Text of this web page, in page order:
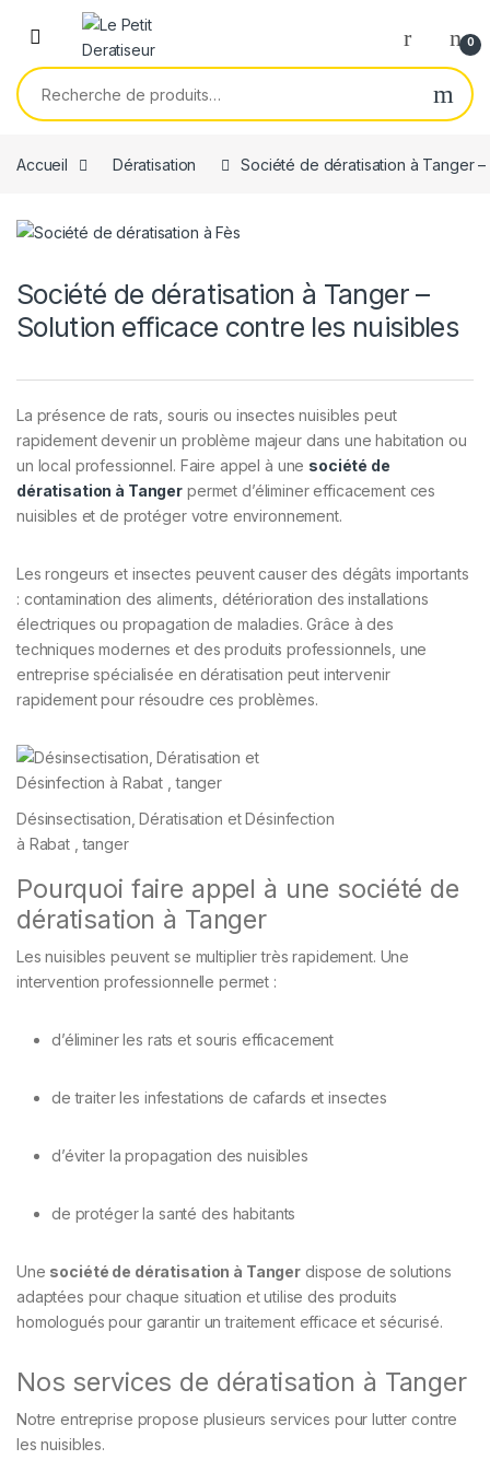
Skip to navigation
Skip to content
0
Recherche pour :
Accueil Dératisation Société de dératisation à Tanger
Société de dératisation à Tanger –
Solution efficace contre les nuisibles
La présence de rats, souris ou insectes nuisibles peut
rapidement devenir un problème majeur dans une habitation ou
un local professionnel. Faire appel à une société de
dératisation à Tanger permet d’éliminer efficacement ces
nuisibles et de protéger votre environnement.
Les rongeurs et insectes peuvent causer des dégâts importants
: contamination des aliments, détérioration des installations
électriques ou propagation de maladies. Grâce à des
techniques modernes et des produits professionnels, une
entreprise spécialisée en dératisation peut intervenir
rapidement pour résoudre ces problèmes.
Désinsectisation, Dératisation et Désinfection
à Rabat , tanger
Pourquoi faire appel à une société de
dératisation à Tanger
Les nuisibles peuvent se multiplier très rapidement. Une
intervention professionnelle permet :
d’éliminer les rats et souris efficacement
de traiter les infestations de cafards et insectes
d’éviter la propagation des nuisibles
de protéger la santé des habitants
Une société de dératisation à Tangerdispose de solutions
adaptées pour chaque situation et utilise des produits
homologués pour garantir un traitement efficace et sécurisé.
Nos services de dératisation à Tanger
Notre entreprise propose plusieurs services pour lutter contre
les nuisibles.